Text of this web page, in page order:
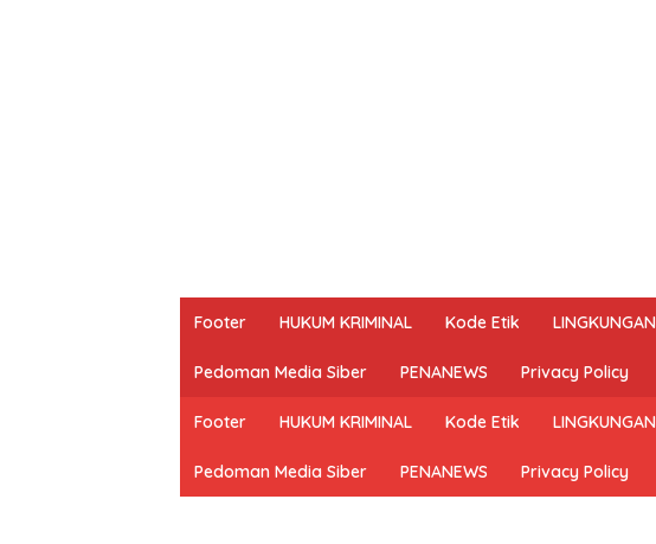
Footer HUKUM KRIMINAL Kode Etik LINGKUNGAN
Pedoman Media Siber PENANEWS Privacy Policy
Footer HUKUM KRIMINAL Kode Etik LINGKUNGAN
Pedoman Media Siber PENANEWS Privacy Policy